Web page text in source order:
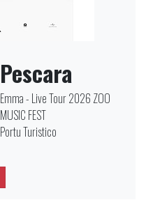
Pescara
Emma - Live Tour 2026 ZOO
MUSIC FEST
Portu Turistico